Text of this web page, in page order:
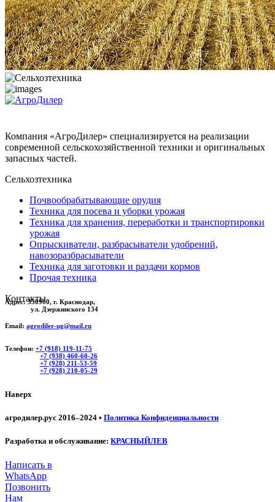
Компания «АгроДилер» специализируется на реализации
современной сельскохозяйственной техники и оригинальных
запасных частей.
Сельхозтехника
Почвообрабатывающие орудия
Техника для посева и уборки урожая
Техника для хранения, переработки и транспортировки
урожая
Опрыскиватели, разбрасыватели удобрений,
навозоразбрасыватели
Техника для заготовки и раздачи кормов
Прочая техника
Контакты
Адрес:350900, г. Краснодар,
ул. Дзержинского 134
Email: agrodiler-ug@mail.ru
Телефон: +7 (918) 119-11-75
+7 (938) 460-60-26
+7 (928) 211-53-59
+7 (928) 210-05-29
Наверх
агродилер.рус 2016–2024 • Политика Конфиденциальности
Разработка и обслуживание: КРАСНЫЙЛЕВ
Написать в
WhatsApp
Позвонить
Нам